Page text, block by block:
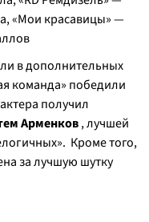
«Мои красавицы» —
в дополнительных
команда» победили
получил
Арменков, лучшей
Кроме того,
за лучшую шутку